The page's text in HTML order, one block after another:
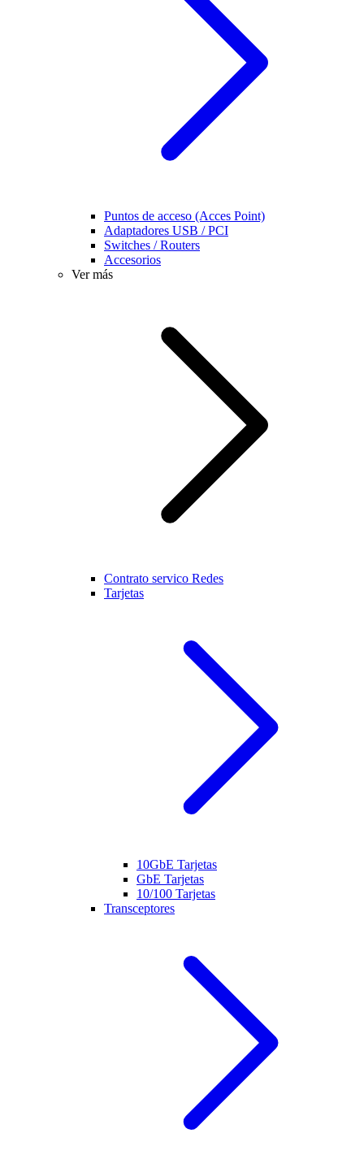
Puntos de acceso (Acces Point)
Adaptadores USB / PCI
Switches / Routers
Accesorios
Ver más
Contrato servico Redes
Tarjetas
10GbE Tarjetas
GbE Tarjetas
10/100 Tarjetas
Transceptores